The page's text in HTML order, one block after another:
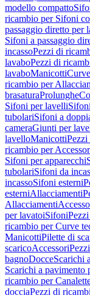
modello compatto
ricambio per Sifoni
passaggio diretto per
Sifoni a passaggio
incassoPezzi di
lavaboPezzi di
lavaboManicotti
ricambio per
brasaturaProlunghe
Sifoni per lavelli
tubolariSifoni a
cameraGiunti per
lavelloManicotti
ricambio per
Sifoni per apparecchi
tubolariSifoni da
incassoSifoni esterni
esterniAllacciamenti
Allacciamenti
per lavatoiSifoni
ricambio per Curve
ManicottiPilette di
scaricoAccessori
bagnoDocceScarichi
Scarichi a pavimento
ricambio per
docciaPezzi di